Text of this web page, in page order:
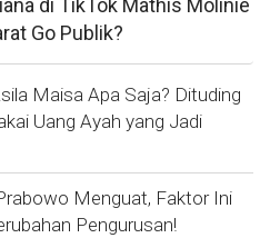
di TikTok Mathis Molinie
Go Publik?
Maisa Apa Saja? Dituding
Uang Ayah yang Jadi
Menguat, Faktor Ini
Pengurusan!